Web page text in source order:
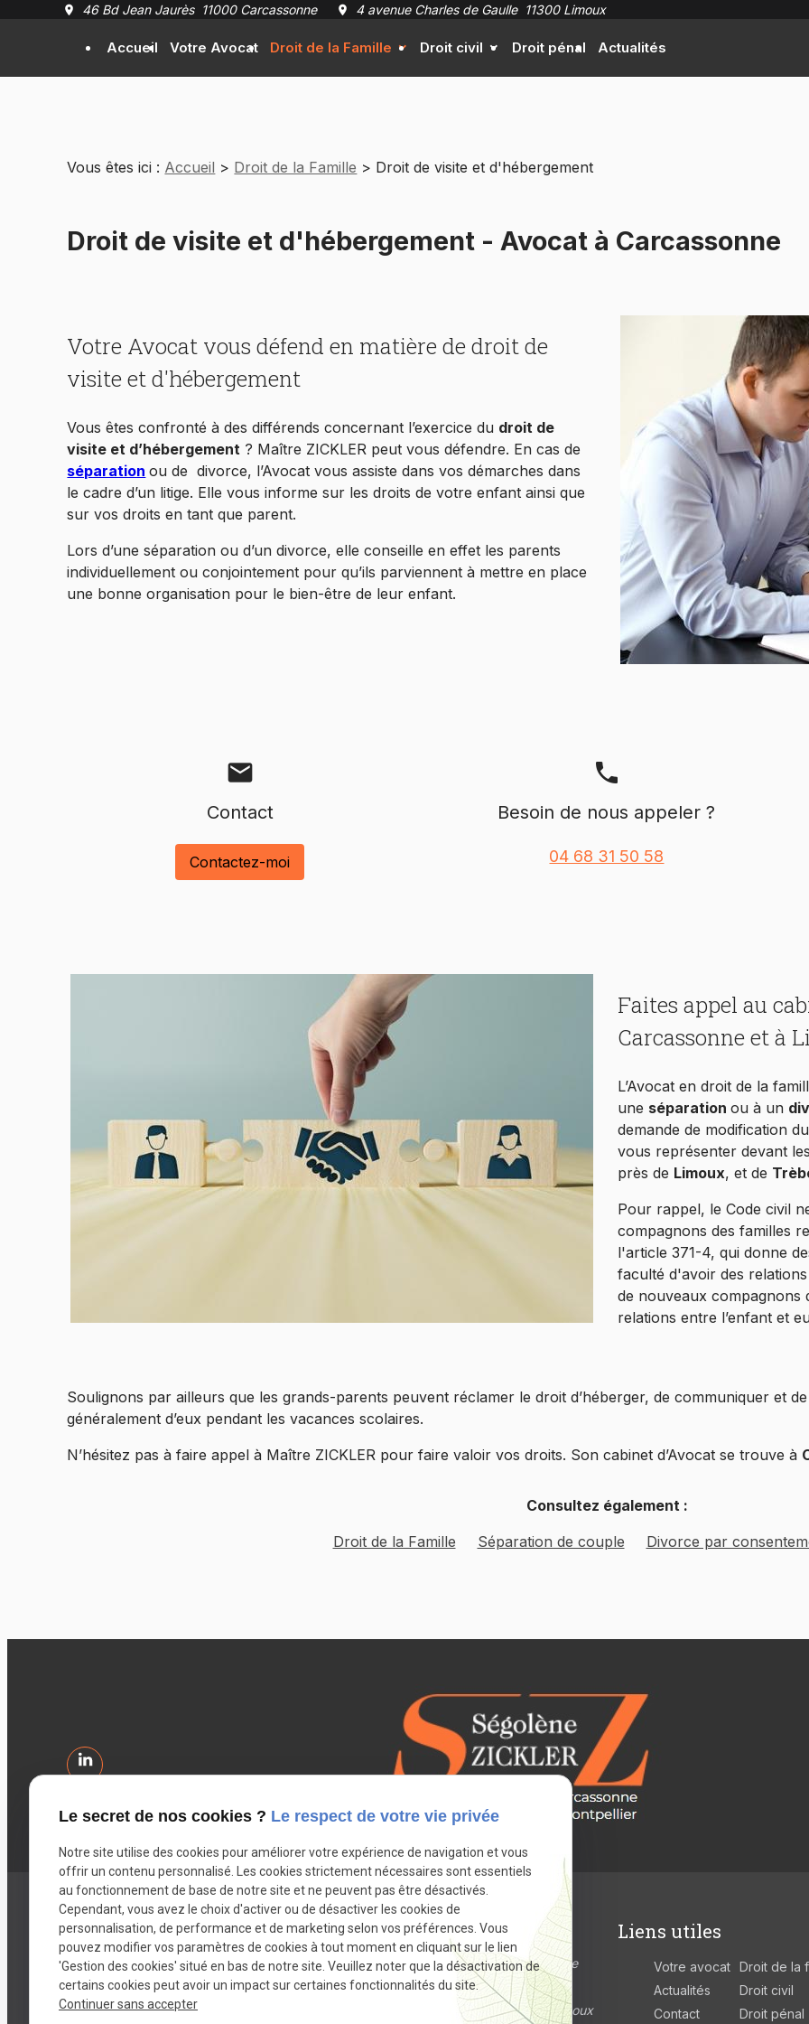
46 Bd Jean Jaurès 11000 Carcassonne 4 avenue Charles de Gaulle 11300 Limoux
Accueil Votre Avocat Droit de la Famille Droit civil Droit pénal Actualités
Vous êtes ici : Accueil > Droit de la Famille > Droit de visite et d'hébergement
Droit de visite et d'hébergement - Avocat à Carcassonne
Votre Avocat vous défend en matière de droit de
visite et d'hébergement
Vous êtes confronté à des différends concernant l’exercice du droit de
visite et d’hébergement ? Maître ZICKLER peut vous défendre. En cas de
séparation ou de divorce, l’Avocat vous assiste dans vos démarches dans
le cadre d’un litige. Elle vous informe sur les droits de votre enfant ainsi que
sur vos droits en tant que parent.
Lors d’une séparation ou d’un divorce, elle conseille en effet les parents
individuellement ou conjointement pour qu’ils parviennent à mettre en place
une bonne organisation pour le bien-être de leur enfant.
mail
Contact
Contactez-moi
phone
Besoin de nous appeler ?
04 68 31 50 58
Faites appel au
Carcassonne et à
L’Avocat en droit de la
une séparation ou à un
demande de modification du
vous représenter devant
près de Limoux, et de
Pour rappel, le Code civil
compagnons des familles
l'article 371-4, qui donne
faculté d'avoir des
de nouveaux compagnons
relations entre l’enfant et
Soulignons par ailleurs que les grands-parents peuvent réclamer le droit d’héberger, de communiquer et
généralement d’eux pendant les vacances scolaires.
N’hésitez pas à faire appel à Maître ZICKLER pour faire valoir vos droits. Son cabinet d’Avocat se trouve à
Consultez également :
Droit de la Famille
Séparation de couple Divorce par
Votre avocat
Titulaire d'une Maîtrise en droit privé
mention droit des affaires, suivie d'un
Diplôme d'Etudes Supérieures
Mes coordonnées
46 Bd Jean Jaurès 11000 Carcassonne
Adresse secondaire :
4 avenue Charles de Gaulle 11300 Limoux
Liens utiles
Votre avocat
Actualités
Contact
Droit de la
Droit civil
Droit pénal
Panneau de gestion des cookies
Le secret de nos cookies ? Le respect de votre vie privée
Notre site utilise des cookies pour améliorer votre expérience de navigation et vous
offrir un contenu personnalisé. Les cookies strictement nécessaires sont essentiels
au fonctionnement de base de notre site et ne peuvent pas être désactivés.
Cependant, vous avez le choix d'activer ou de désactiver les cookies de
personnalisation, de performance et de marketing selon vos préférences. Vous
pouvez modifier vos paramètres de cookies à tout moment en cliquant sur le lien
'Gestion des cookies' situé en bas de notre site. Veuillez noter que la désactivation de
certains cookies peut avoir un impact sur certaines fonctionnalités du site.
Continuer sans accepter